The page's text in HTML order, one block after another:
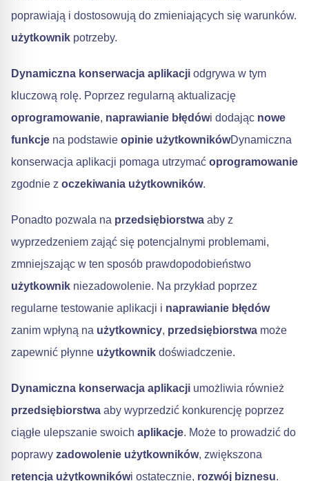
poprawiają i dostosowują do zmieniających się warunków.
użytkownik potrzeby.
Dynamiczna konserwacja aplikacji odgrywa w tym
kluczową rolę. Poprzez regularną aktualizację
oprogramowanie, naprawianie błędówi dodając nowe
funkcje na podstawie opinie użytkownikówDynamiczna
konserwacja aplikacji pomaga utrzymać oprogramowanie
zgodnie z oczekiwania użytkowników.
Ponadto pozwala na przedsiębiorstwa aby z
wyprzedzeniem zająć się potencjalnymi problemami,
zmniejszając w ten sposób prawdopodobieństwo
użytkownik niezadowolenie. Na przykład poprzez
regularne testowanie aplikacji i naprawianie błędów
zanim wpłyną na użytkownicy, przedsiębiorstwa może
zapewnić płynne użytkownik doświadczenie.
Dynamiczna konserwacja aplikacji umożliwia również
przedsiębiorstwa aby wyprzedzić konkurencję poprzez
ciągłe ulepszanie swoich aplikacje. Może to prowadzić do
poprawy zadowolenie użytkowników, zwiększona
retencja użytkownikówi ostatecznie, rozwój biznesu.